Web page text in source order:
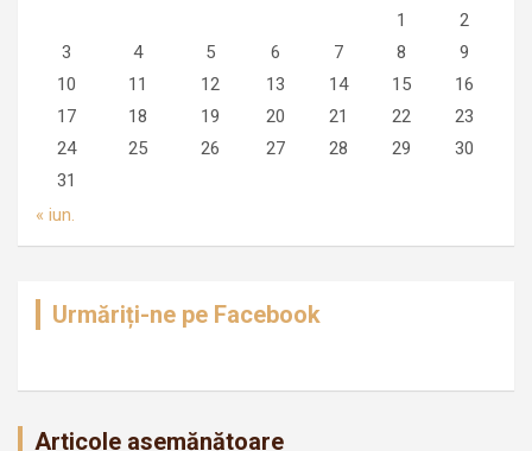
1
2
3
4 5 6 7 8
9
10
11 12 13 14 15
16
17
18 19 20 21 22
23
24
25 26 27 28 29
30
31
« iun.
Urmăriți-ne pe Facebook
Articole asemănătoare